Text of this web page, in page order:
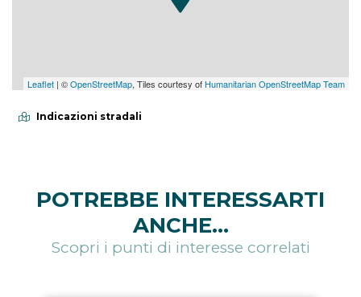
Leaflet | ©OpenStreetMap, Tiles courtesy of Humanitarian OpenStreetMap Team
Indicazioni stradali
POTREBBE INTERESSARTI
ANCHE...
Scopri i punti di interesse correlati